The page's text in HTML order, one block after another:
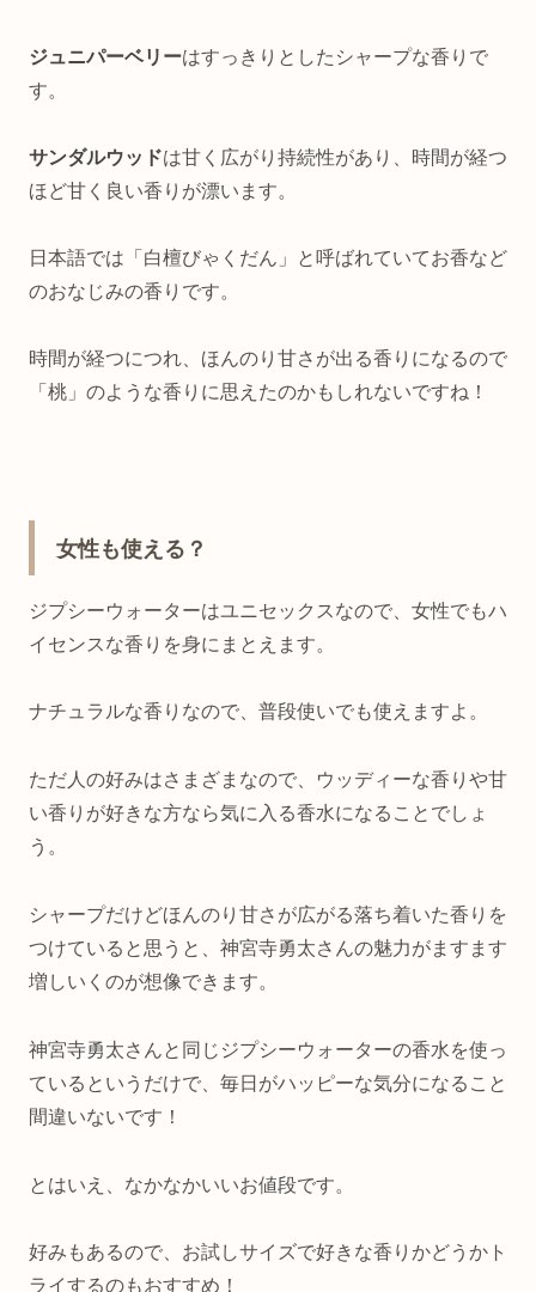
ジュニパーベリーはすっきりとしたシャープな香りで
す。
サンダルウッドは甘く広がり持続性があり、時間が経つ
ほど甘く良い香りが漂います。
日本語では「白檀びゃくだん」と呼ばれていてお香など
のおなじみの香りです。
時間が経つにつれ、ほんのり甘さが出る香りになるので
「桃」のような香りに思えたのかもしれないですね！
女性も使える？
ジプシーウォーターはユニセックスなので、女性でもハ
イセンスな香りを身にまとえます。
ナチュラルな香りなので、普段使いでも使えますよ。
ただ人の好みはさまざまなので、ウッディーな香りや甘
い香りが好きな方なら気に入る香水になることでしょ
う。
シャープだけどほんのり甘さが広がる落ち着いた香りを
つけていると思うと、神宮寺勇太さんの魅力がますます
増しいくのが想像できます。
神宮寺勇太さんと同じジプシーウォーターの香水を使っ
ているというだけで、毎日がハッピーな気分になること
間違いないです！
とはいえ、なかなかいいお値段です。
好みもあるので、お試しサイズで好きな香りかどうかト
ライするのもおすすめ！